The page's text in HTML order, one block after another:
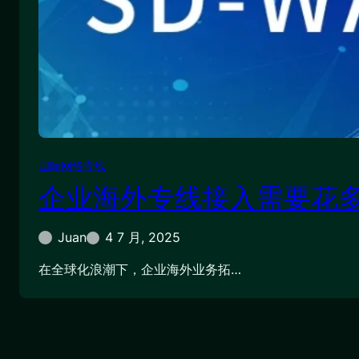
国际网络专线
企业海外专线接入需要花
Juan
4 7 月, 2025
在全球化浪潮下，企业海外业务拓…